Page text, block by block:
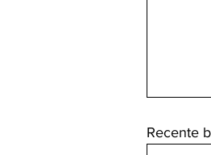
Recente